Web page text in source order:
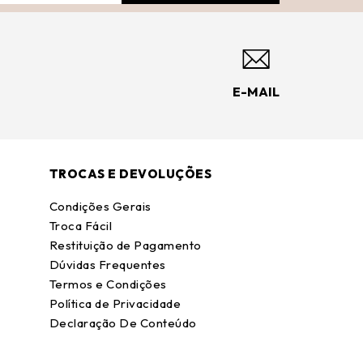
E-MAIL
TROCAS E DEVOLUÇÕES
Condições Gerais
Troca Fácil
Restituição de Pagamento
Dúvidas Frequentes
Termos e Condições
Política de Privacidade
Declaração De Conteúdo